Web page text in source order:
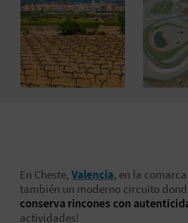
En Cheste, Valencia, en la
también un moderno circuito
conserva rincones con
actividades!